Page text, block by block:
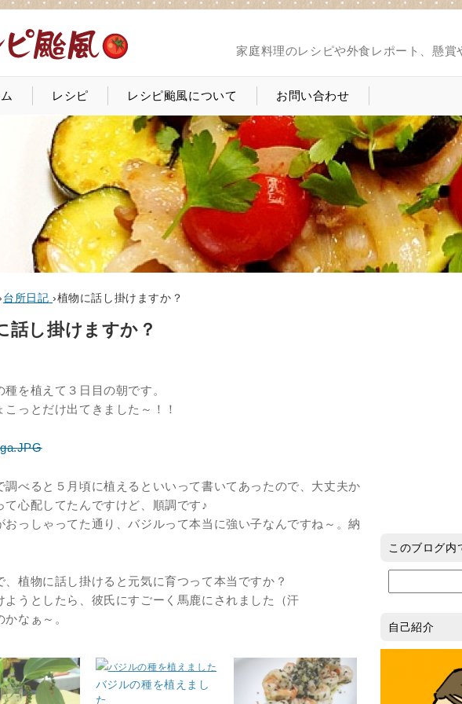
家庭料理のレシピや外食レポート、懸
レシピ レシピ颱風について お問い合わせ
台所日記 ›植物に話し掛けますか？
話し掛けますか？
種を植えて３日目の朝です。
こっとだけ出てきました～！！
調べると５月頃に植えるといいって書いてあったので、大丈夫か
て心配してたんですけど、順調です♪
おっしゃってた通り、バジルって本当に強い子なんですね～。納
、植物に話し掛けると元気に育つって本当ですか？
ようとしたら、彼氏にすごーく馬鹿にされました（汗
なぁ～。
バジルの種を植えまし
た
このブログ内
自己紹介